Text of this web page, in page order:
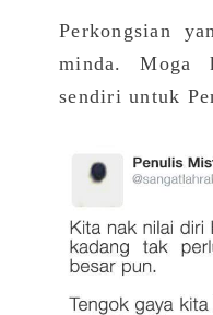
Perkongsian
minda.
sendiri untuk